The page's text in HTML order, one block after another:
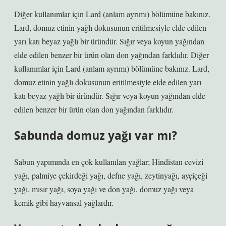
Diğer kullanımlar için Lard (anlam ayrımı) bölümüne bakınız.
Lard, domuz etinin yağlı dokusunun eritilmesiyle elde edilen
yarı katı beyaz yağlı bir üründür. Sığır veya koyun yağından
elde edilen benzer bir ürün olan don yağından farklıdır. Diğer
kullanımlar için Lard (anlam ayrımı) bölümüne bakınız. Lard,
domuz etinin yağlı dokusunun eritilmesiyle elde edilen yarı
katı beyaz yağlı bir üründür. Sığır veya koyun yağından elde
edilen benzer bir ürün olan don yağından farklıdır.
Sabunda domuz yağı var mı?
Sabun yapımında en çok kullanılan yağlar; Hindistan cevizi
yağı, palmiye çekirdeği yağı, defne yağı, zeytinyağı, ayçiçeği
yağı, mısır yağı, soya yağı ve don yağı, domuz yağı veya
kemik gibi hayvansal yağlardır.